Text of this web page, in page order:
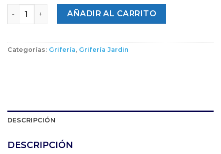
Cantidad AÑADIR AL CARRITO
Categorías: Grifería, Grifería Jardin
DESCRIPCIÓN
DESCRIPCIÓN